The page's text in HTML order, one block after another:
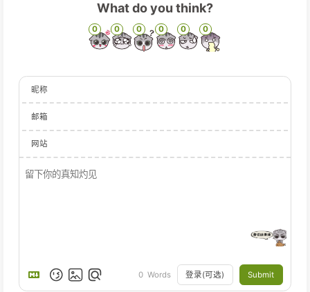
What do you think?
0 0 0 0 0 0
昵称
邮箱
网站
0 Words 登录(可选) Submit